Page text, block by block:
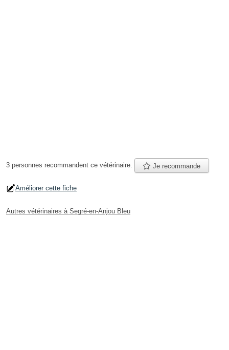
3 personnes recommandent ce vétérinaire. Je recommande
Améliorer cette fiche
Autres vétérinaires à Segré-en-Anjou Bleu